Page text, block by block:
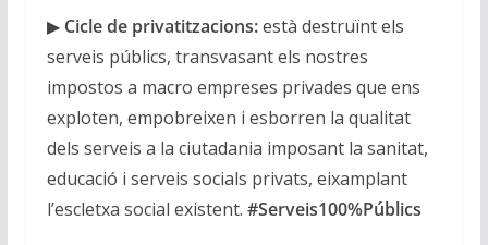
▶ Cicle de privatitzacions:està destruïnt els
serveis públics, transvasant els nostres
impostos a macro empreses privades que ens
exploten, empobreixen i esborren la qualitat
dels serveis a la ciutadania imposant la sanitat,
educació i serveis socials privats, eixamplant
l’escletxa social existent. #Serveis100%Públics